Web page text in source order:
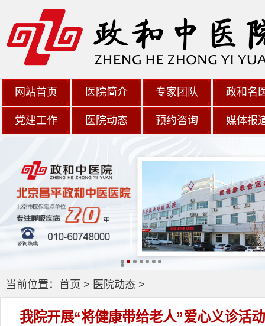
网站首页 医院简介 专家团队 政和名
党建工作 医院动态 预约咨询 媒体报
当前位置： 首页 > 医院动态>
我院开展“将健康带给老人”爱心义诊活动